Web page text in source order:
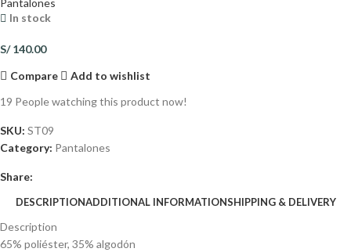
Pantalones
In stock
S/140.00
Compare
Add to wishlist
19 People watching this product now!
SKU: ST09
Category: Pantalones
Share:
DESCRIPTIONADDITIONAL INFORMATIONSHIPPING & DELIVERY
Description
65% poliéster, 35% algodón